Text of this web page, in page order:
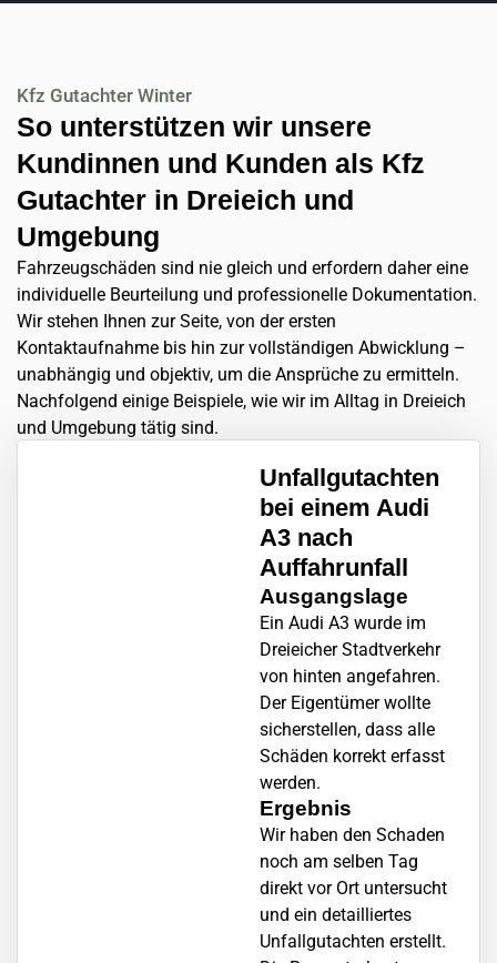
Kfz Gutachter Winter
So unterstützen wir unsere
Kundinnen und Kunden als Kfz
Gutachter in Dreieich und
Umgebung
Fahrzeugschäden sind nie gleich und erfordern daher eine
individuelle Beurteilung und professionelle Dokumentation.
Wir stehen Ihnen zur Seite, von der ersten
Kontaktaufnahme bis hin zur vollständigen Abwicklung –
unabhängig und objektiv, um die Ansprüche zu ermitteln.
Nachfolgend einige Beispiele, wie wir im Alltag in Dreieich
und Umgebung tätig sind.
Unfallgutachten
bei einem Audi
A3 nach
Auffahrunfall
Ausgangslage
Ein Audi A3 wurde im
Dreieicher Stadtverkehr
von hinten angefahren.
Der Eigentümer wollte
sicherstellen, dass alle
Schäden korrekt erfasst
werden.
Ergebnis
Wir haben den Schaden
noch am selben Tag
direkt vor Ort untersucht
und ein detailliertes
Unfallgutachten erstellt.